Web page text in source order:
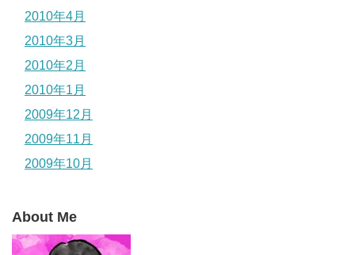
2010年4月
2010年3月
2010年2月
2010年1月
2009年12月
2009年11月
2009年10月
About Me